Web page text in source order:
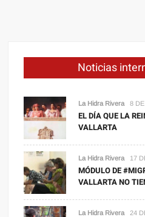
Noticias
La Hidra Rivera 8
EL DÍA QUE LA
VALLARTA
La Hidra Rivera 17
MÓDULO DE
VALLARTA NO
La Hidra Rivera 24